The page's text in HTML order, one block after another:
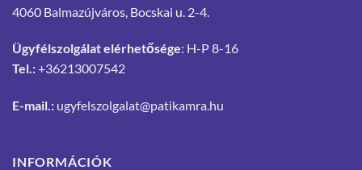
4060 Balmazújváros, Bocskai u. 2-4.
Ügyfélszolgálat elérhetősége: H-P 8-16
Tel.:+36213007542
E-mail.: ugyfelszolgalat@patikamra.hu
INFORMÁCIÓK